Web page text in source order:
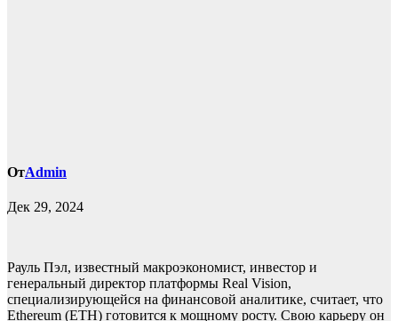
ОтAdmin
Дек 29, 2024
Рауль Пэл, известный макроэкономист, инвестор и
генеральный директор платформы Real Vision,
специализирующейся на финансовой аналитике, считает, что
Ethereum (ETH) готовится к мощному росту. Свою карьеру он